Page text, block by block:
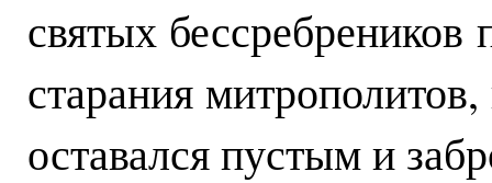
святых
старания
оставался пустым и